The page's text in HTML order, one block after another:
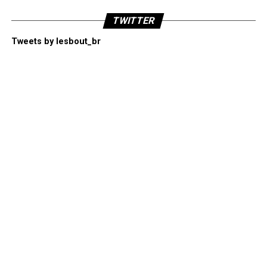
TWITTER
Tweets by lesbout_br